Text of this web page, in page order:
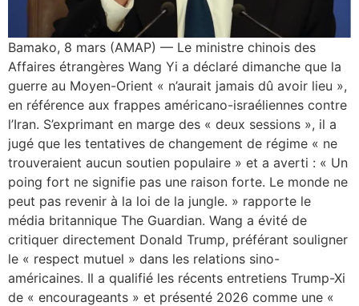
Bamako, 8 mars (AMAP) — Le ministre chinois des
Affaires étrangères Wang Yi a déclaré dimanche que la
guerre au Moyen-Orient « n’aurait jamais dû avoir lieu »,
en référence aux frappes américano-israéliennes contre
l’Iran. S’exprimant en marge des « deux sessions », il a
jugé que les tentatives de changement de régime « ne
trouveraient aucun soutien populaire » et a averti : « Un
poing fort ne signifie pas une raison forte. Le monde ne
peut pas revenir à la loi de la jungle. » rapporte le
média britannique The Guardian. Wang a évité de
critiquer directement Donald Trump, préférant souligner
le « respect mutuel » dans les relations sino-
américaines. Il a qualifié les récents entretiens Trump-Xi
de « encourageants » et présenté 2026 comme une «